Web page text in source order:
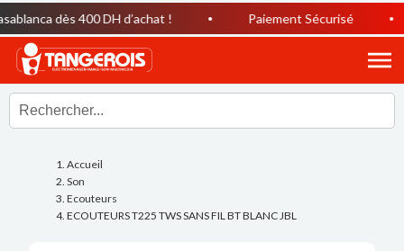
dès 400 DH d’achat ! Paiement Sécurisé
Accueil
Son
Ecouteurs
ECOUTEURS T225 TWS SANS FIL BT BLANC JBL